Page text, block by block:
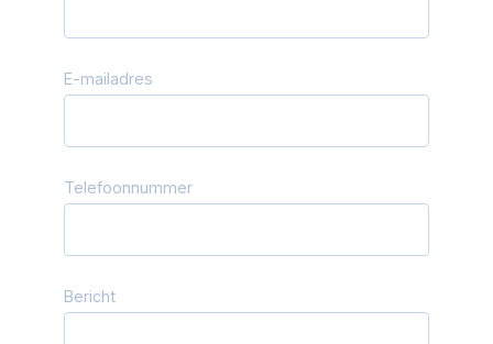
E-mailadres
Telefoonnummer
Bericht